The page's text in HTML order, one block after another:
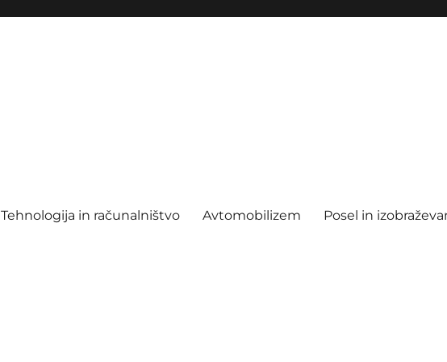
Tehnologija in računalništvo Avtomobilizem Posel in